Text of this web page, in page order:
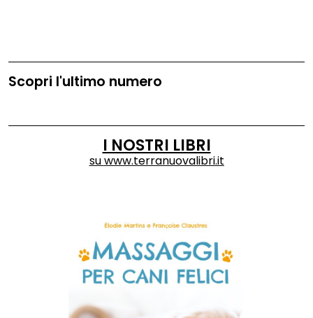
Scopri l'ultimo numero
I NOSTRI LIBRI
suwww.terranuovalibri.it